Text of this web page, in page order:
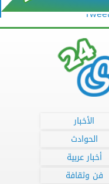
الأخبار
الحوادث
أخبار عربية
فن وثقافة